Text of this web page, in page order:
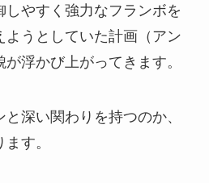
しやすく強力なフランボを
ようとしていた計画（アン
浮かび上がってきます。
深い関わりを持つのか、
す。